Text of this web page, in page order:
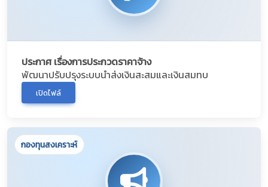
ประกาศ เรื่องการประกวดราคาจ้าง
พัฒนาปรับปรุงระบบนำส่งเงินสะสมและเงินสมทบ
เปิดไฟล์
กองทุนสงเคราะห์